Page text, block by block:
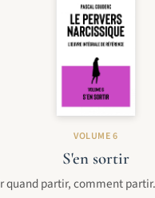
VOLUME 6
S'en sortir
quand partir, comment